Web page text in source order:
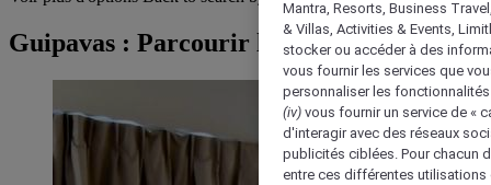
Guipavas : Parcourir les hôtels
Mantra, Resorts, Business
& Villas, Activities & Events,
stocker ou accéder à des
vous fournir les services que
personnaliser les
(iv) vous fournir un service de «
d'interagir avec des réseaux
publicités ciblées. Pour chacun
entre ces différentes utilisations